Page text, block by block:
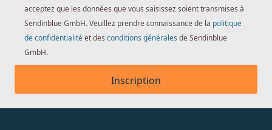
acceptez que les données que vous saisissez soient transmises à
Sendinblue GmbH. Veuillez prendre connaissance de la politique
de confidentialitéet des conditions générales de Sendinblue
GmbH.
Inscription